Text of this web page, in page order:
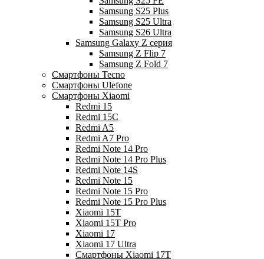
Samsung S25 Plus
Samsung S25 Ultra
Samsung S26 Ultra
Samsung Galaxy Z серия
Samsung Z Flip 7
Samsung Z Fold 7
Смартфоны Tecno
Смартфоны Ulefone
Смартфоны Xiaomi
Redmi 15
Redmi 15C
Redmi A5
Redmi A7 Pro
Redmi Note 14 Pro
Redmi Note 14 Pro Plus
Redmi Note 14S
Redmi Note 15
Redmi Note 15 Pro
Redmi Note 15 Pro Plus
Xiaomi 15T
Xiaomi 15T Pro
Xiaomi 17
Xiaomi 17 Ultra
Смартфоны Xiaomi 17Т